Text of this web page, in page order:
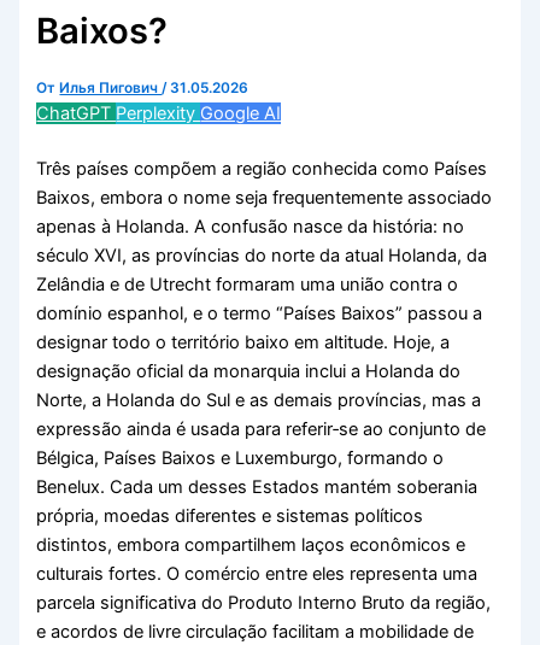
Baixos?
От Илья Пигович/31.05.2026
ChatGPT Perplexity Google AI
Três países compõem a região conhecida como Países
Baixos, embora o nome seja frequentemente associado
apenas à Holanda. A confusão nasce da história: no
século XVI, as províncias do norte da atual Holanda, da
Zelândia e de Utrecht formaram uma união contra o
domínio espanhol, e o termo “Países Baixos” passou a
designar todo o território baixo em altitude. Hoje, a
designação oficial da monarquia inclui a Holanda do
Norte, a Holanda do Sul e as demais províncias, mas a
expressão ainda é usada para referir‑se ao conjunto de
Bélgica, Países Baixos e Luxemburgo, formando o
Benelux. Cada um desses Estados mantém soberania
própria, moedas diferentes e sistemas políticos
distintos, embora compartilhem laços econômicos e
culturais fortes. O comércio entre eles representa uma
parcela significativa do Produto Interno Bruto da região,
e acordos de livre circulação facilitam a mobilidade de